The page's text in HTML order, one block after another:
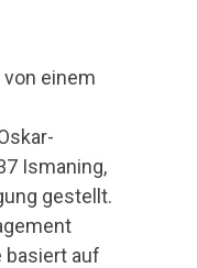
einem
Ismaning,
gestellt.
basiert auf